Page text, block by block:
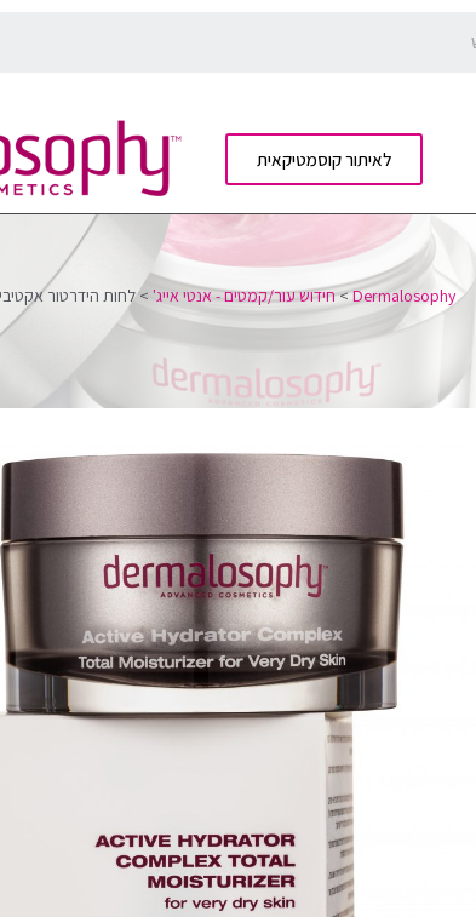
לאיתור קוסמטיקאית
Dermalosophy
>חידוש עור/קמטים - אנטי אייג' >